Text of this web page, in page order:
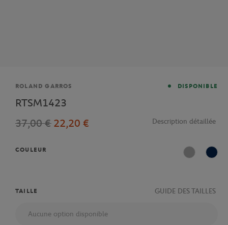
Marque
ROLAND GARROS DISPONIBLE
RTSM1423
37,00 € 22,20 € Description détaillée
COULEUR
Gris
TAILLE GUIDE DES TAILLES
Aucune option disponible